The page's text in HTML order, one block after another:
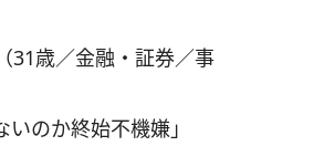
31歳／金融・証券／事
のか終始不機嫌」